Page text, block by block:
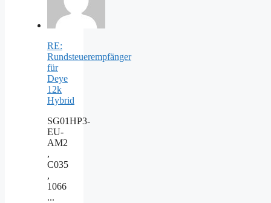
RE:
Rundsteuerempfänger
für
Deye
12k
Hybrid
SG01HP3-
EU-
AM2
,
C035
,
1066
...